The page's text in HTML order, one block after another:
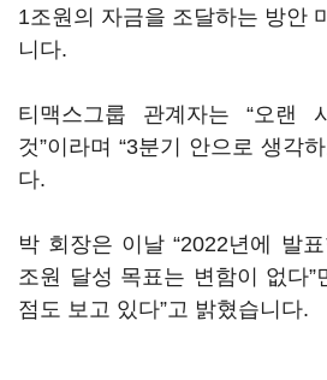
1조원의 자금을 조달하는 방안
니다.
티맥스그룹 관계자는 “오랜
것”이라며 “3분기 안으로 생각
다.
박 회장은 이날 “2022년에 발
조원 달성 목표는 변함이 없다”
점도 보고 있다”고 밝혔습니다.